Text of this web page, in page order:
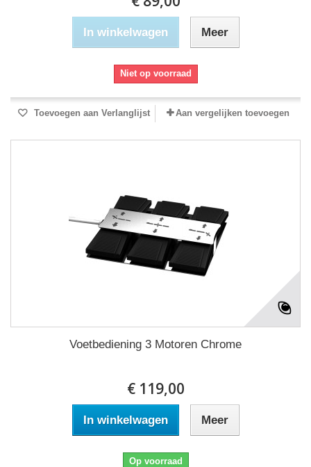
In winkelwagen Meer
Niet op voorraad
Toevoegen aan Verlanglijst Aan vergelijken toevoegen
Voetbediening 3 Motoren Chrome
€ 119,00
In winkelwagen Meer
Op voorraad